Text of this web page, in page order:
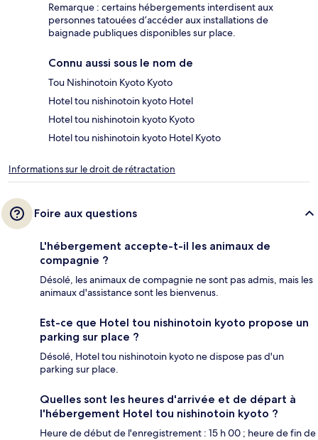
Remarque : certains hébergements interdisent aux
personnes tatouées d’accéder aux installations de
baignade publiques disponibles sur place.
Connu aussi sous le nom de
Tou Nishinotoin Kyoto Kyoto
Hotel tou nishinotoin kyoto Hotel
Hotel tou nishinotoin kyoto Kyoto
Hotel tou nishinotoin kyoto Hotel Kyoto
Informations sur le droit de rétractation
Foire aux questions
L'hébergement accepte-t-il les animaux de
compagnie ?
Désolé, les animaux de compagnie ne sont pas admis, mais les
animaux d'assistance sont les bienvenus.
Est-ce que Hotel tou nishinotoin kyoto propose un
parking sur place ?
Désolé, Hotel tou nishinotoin kyoto ne dispose pas d'un
parking sur place.
Quelles sont les heures d'arrivée et de départ à
l'hébergement Hotel tou nishinotoin kyoto ?
Heure de début de l'enregistrement : 15 h 00 ; heure de fin de